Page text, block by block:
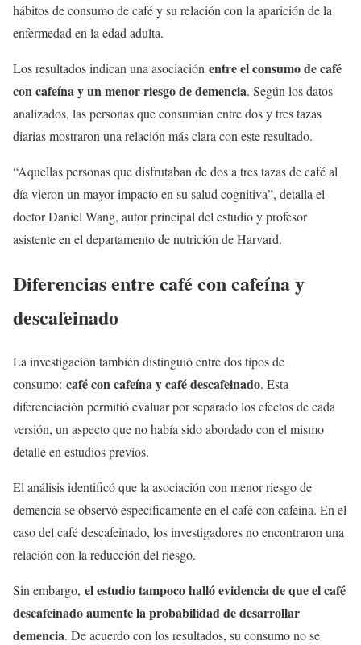
hábitos de consumo de café y su relación con la aparición de la
enfermedad en la edad adulta.
Los resultados indican una asociación entre el consumo de café
con cafeína y un menor riesgo de demencia. Según los datos
analizados, las personas que consumían entre dos y tres tazas
diarias mostraron una relación más clara con este resultado.
“Aquellas personas que disfrutaban de dos a tres tazas de café al
día vieron un mayor impacto en su salud cognitiva”, detalla el
doctor Daniel Wang, autor principal del estudio y profesor
asistente en el departamento de nutrición de Harvard.
Diferencias entre café con cafeína y
descafeinado
La investigación también distinguió entre dos tipos de
consumo: café con cafeína y café descafeinado. Esta
diferenciación permitió evaluar por separado los efectos de cada
versión, un aspecto que no había sido abordado con el mismo
detalle en estudios previos.
El análisis identificó que la asociación con menor riesgo de
demencia se observó específicamente en el café con cafeína. En el
caso del café descafeinado, los investigadores no encontraron una
relación con la reducción del riesgo.
Sin embargo, el estudio tampoco halló evidencia de que el café
descafeinado aumente la probabilidad de desarrollar
demencia. De acuerdo con los resultados, su consumo no se